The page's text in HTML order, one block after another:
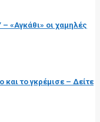
«Αγκάθι» οι χαμηλές
το γκρέμισε – Δείτε